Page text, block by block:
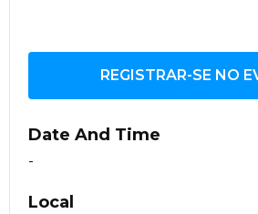
REGISTRAR-SE NO
Date And Time
-
Local